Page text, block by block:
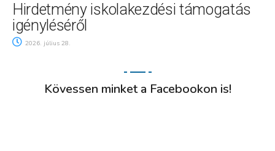
Hirdetmény iskolakezdési támogatás
igényléséről
2026. július 28.
Kövessen minket a Facebookon is!